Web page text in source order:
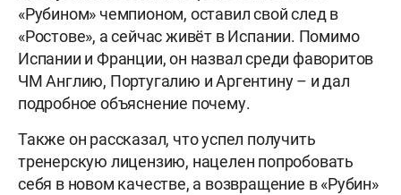
«Рубином» чемпионом, оставил свой след в
«Ростове», а сейчас живёт в Испании. Помимо
Испании и Франции, он назвал среди фаворитов
ЧМ Англию, Португалию и Аргентину – и дал
подробное объяснение почему.
Также он рассказал, что успел получить
тренерскую лицензию, нацелен попробовать
себя в новом качестве, а возвращение в «Рубин»